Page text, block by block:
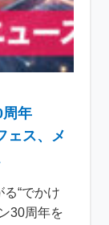
周年
ェス、メ
“でかけ
30周年を